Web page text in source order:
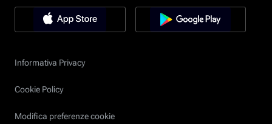
Informativa Privacy
Cookie Policy
Modifica preferenze cookie